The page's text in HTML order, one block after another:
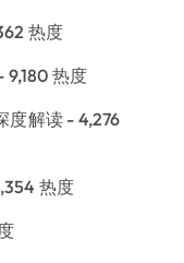
热度
9,180 热度
度解读- 4,276
热度